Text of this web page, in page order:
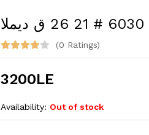
(0 Ratings)
3200LE
Availability: Out of stock